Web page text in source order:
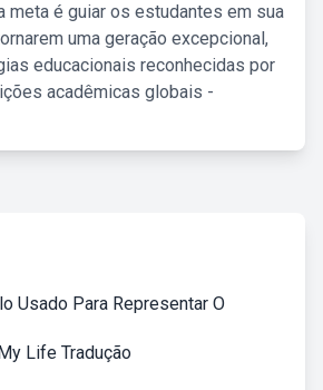
meta é guiar os estudantes em sua
uma geração excepcional,
educacionais reconhecidas por
acadêmicas globais -
Usado Para Representar O
Life Tradução